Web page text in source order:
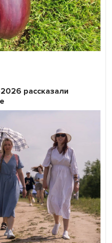
рассказали